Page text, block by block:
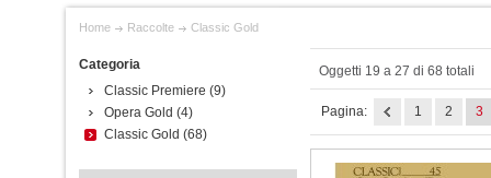
Home Raccolte Classic Gold
Categoria
Classic Premiere (9)
Opera Gold (4)
Classic Gold (68)
Oggetti 19 a 27 di 68 totali
Pagina: 1 2 3